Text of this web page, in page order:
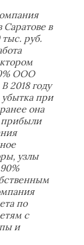
Саратове в
тыс. руб.
ООО
2018 году
при
она
прибыли
узлы
по
с
и